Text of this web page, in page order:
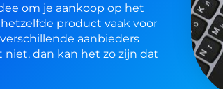
om je aankoop op het
product vaak voor
aanbieders
dan kan het zo zijn dat